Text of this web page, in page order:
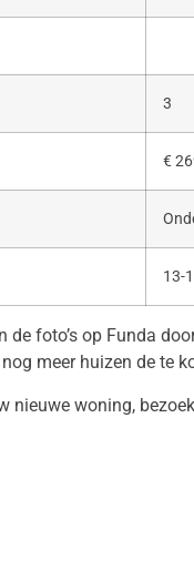
3
€
13-
de foto’s op Funda
meer huizen de te
nieuwe woning,